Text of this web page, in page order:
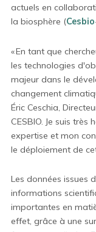
actuels en
la biosphère (Cesbio
«En tant que
les technologies
majeur dans le
changement
Éric Ceschia,
CESBIO. Je suis
expertise et mon
le déploiement de
Les données issues
informations
importantes en
effet, grâce à une